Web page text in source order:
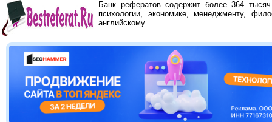
Банк рефератов содержит более 364
психологии, экономике, менеджменту,
английскому.